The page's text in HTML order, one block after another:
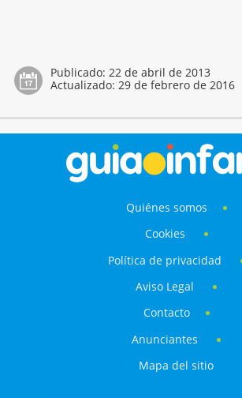
Publicado: 22 de abril de 2013
Actualizado: 29 de febrero de 2016
Quiénes somos
Cookies
Política de privacidad
Aviso Legal
Contacto
Anunciantes
Mapa del sitio